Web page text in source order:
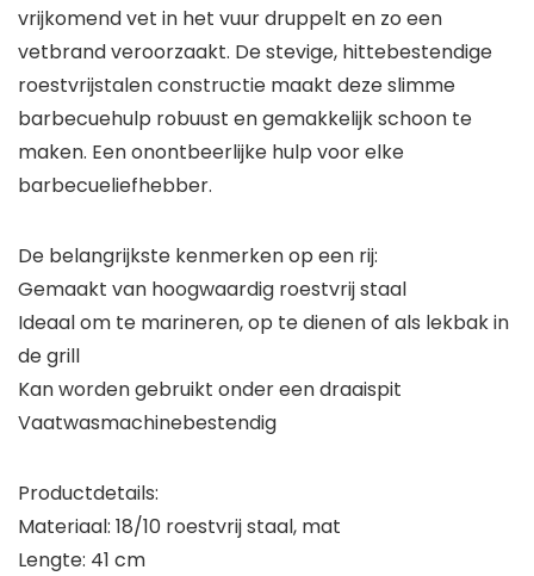
vrijkomend vet in het vuur druppelt en zo een
vetbrand veroorzaakt. De stevige, hittebestendige
roestvrijstalen constructie maakt deze slimme
barbecuehulp robuust en gemakkelijk schoon te
maken. Een onontbeerlijke hulp voor elke
barbecueliefhebber.
De belangrijkste kenmerken op een rij:
Gemaakt van hoogwaardig roestvrij staal
Ideaal om te marineren, op te dienen of als lekbak in
de grill
Kan worden gebruikt onder een draaispit
Vaatwasmachinebestendig
Productdetails:
Materiaal: 18/10 roestvrij staal, mat
Lengte: 41 cm